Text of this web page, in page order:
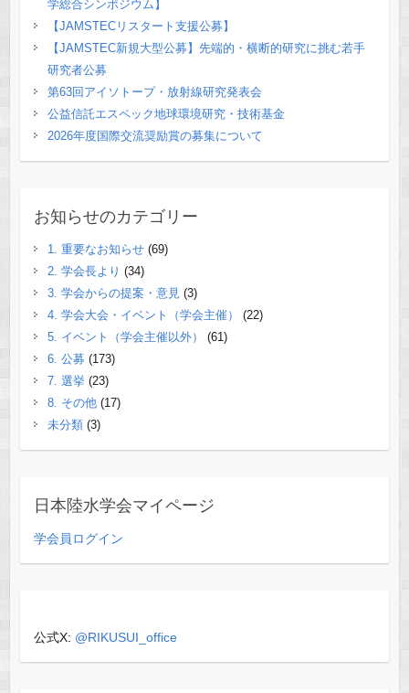
学総合シンポジウム】
【JAMSTECリスタート支援公募】
【JAMSTEC新規大型公募】先端的・横断的研究に挑む若手
研究者公募
第63回アイソトープ・放射線研究発表会
公益信託エスペック地球環境研究・技術基金
2026年度国際交流奨励賞の募集について
お知らせのカテゴリー
1. 重要なお知らせ(69)
2. 学会長より (34)
3. 学会からの提案・意見(3)
4. 学会大会・イベント（学会主催）
(22)
5. イベント（学会主催以外）
(61)
6. 公募 (173)
7. 選挙 (23)
8. その他(17)
未分類(3)
日本陸水学会マイページ
学会員ログイン
公式X: @RIKUSUI_office